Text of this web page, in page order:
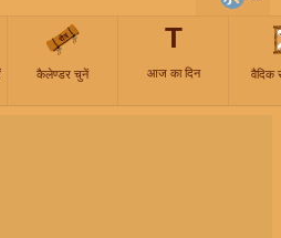
कैलेण्डर चुनें
T
आज का दिन वैदिक